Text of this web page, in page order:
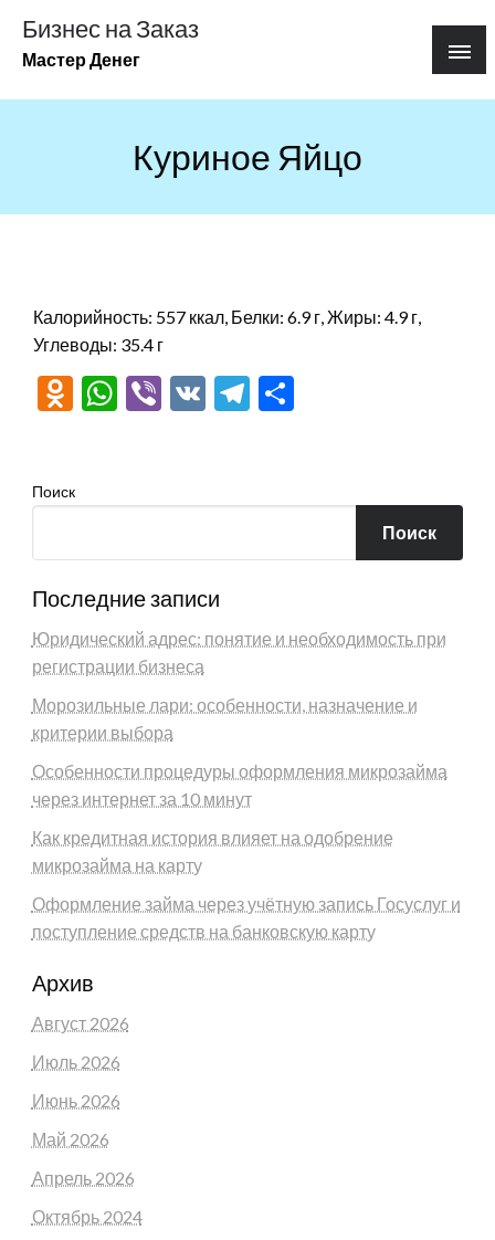
содержимому
Бизнес на Заказ
Мастер Денег
Куриное Яйцо
Калорийность: 557 ккал, Белки: 6.9 г, Жиры: 4.9 г,
Углеводы: 35.4 г
Odnoklassniki
WhatsApp
Viber
VK Telegram
Поиск
Поиск
Последние записи
Юридический адрес: понятие и необходимость при
регистрации бизнеса
Морозильные лари: особенности, назначение и
критерии выбора
Особенности процедуры оформления микрозайма
через интернет за 10 минут
Как кредитная история влияет на одобрение
микрозайма на карту
Оформление займа через учётную запись Госуслуг и
поступление средств на банковскую карту
Архив
Август 2026
Июль 2026
Июнь 2026
Май 2026
Апрель 2026
Октябрь 2024